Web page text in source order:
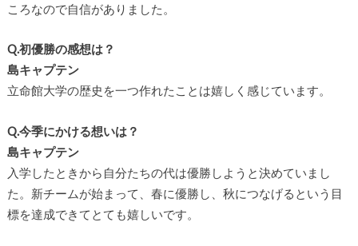
ころなので自信がありました。
Q.初優勝の感想は？
島キャプテン
立命館大学の歴史を一つ作れたことは嬉しく感じています。
Q.今季にかける想いは？
島キャプテン
入学したときから自分たちの代は優勝しようと決めていまし
た。新チームが始まって、春に優勝し、秋につなげるという目
標を達成できてとても嬉しいです。